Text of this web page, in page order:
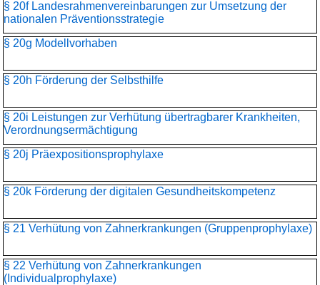
§ 20f Landesrahmenvereinbarungen zur Umsetzung der
nationalen Präventionsstrategie
§ 20g Modellvorhaben
§ 20h Förderung der Selbsthilfe
§ 20i Leistungen zur Verhütung übertragbarer Krankheiten,
Verordnungsermächtigung
§ 20j Präexpositionsprophylaxe
§ 20k Förderung der digitalen Gesundheitskompetenz
§ 21 Verhütung von Zahnerkrankungen (Gruppenprophylaxe)
§ 22 Verhütung von Zahnerkrankungen
(Individualprophylaxe)